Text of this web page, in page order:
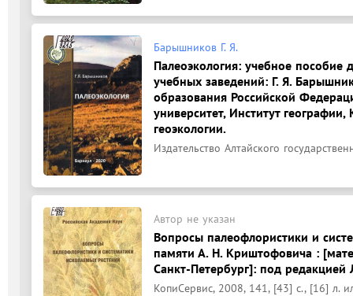
Барышников Г. Я.
Палеоэкология: учебное пособие
учебных заведений: Г. Я.
образования Российской
университет, Институт
геоэкологии.
Издательство Алтайского
Автор не указан
Вопросы палеофлористики и
памяти А. Н. Криштофовича :
Санкт-Петербург]: под
КопиСервис, 2008, 141, [43] с., [16] л.